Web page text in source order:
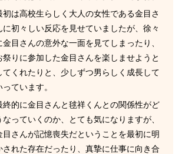
初は高校生らしく大人の女性である金目さ
に初々しい反応を見せていましたが、徐々
金目さんの意外な一面を見てしまったり、
祭りに参加した金目さんを楽しませようと
てくれたりと、少しずつ男らしく成長して
っています。
終的に金目さんと毬祥くんとの関係性がど
なっていくのか、とても気になりますが、
目さんが記憶喪失だということを最初に明
された存在だったり、真摯に仕事に向き合